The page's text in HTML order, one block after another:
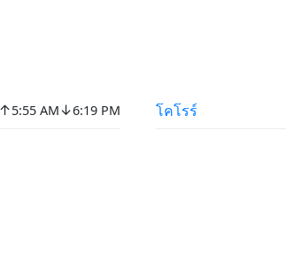
↑5:55 AM↓6:19 PM โคโรร์